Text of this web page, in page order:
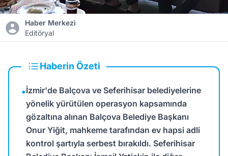
Haber Merkezi
Editöryal
Haberin Özeti
•İzmir'de Balçova ve Seferihisar belediyelerine
yönelik yürütülen operasyon kapsamında
gözaltına alınan Balçova Belediye Başkanı
Onur Yiğit, mahkeme tarafından ev hapsi adli
kontrol şartıyla serbest bırakıldı. Seferihisar